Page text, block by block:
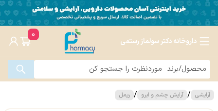
داروخانه دکتر سولماز رستمی
0
آرایشی / آرایش چشم و ابرو / ریمل